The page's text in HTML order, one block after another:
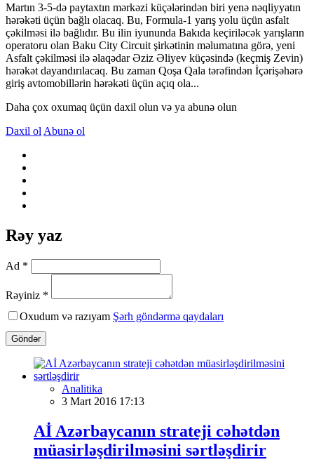
Martın 3-5-də paytaxtın mərkəzi küçələrindən biri yenə nəqliyyatın
hərəkəti üçün bağlı olacaq. Bu, Formula-1 yarış yolu üçün asfalt
çəkilməsi ilə bağlıdır. Bu ilin iyununda Bakıda keçiriləcək yarışların
operatoru olan Baku City Circuit şirkətinin məlumatına görə, yeni
Asfalt çəkilməsi ilə əlaqədar Əziz Əliyev küçəsində (keçmiş Zevin)
hərəkət dayandırılacaq. Bu zaman Qoşa Qala tərəfindən İçərişəhərə
giriş avtomobillərin hərəkəti üçün açıq ola...
Daha çox oxumaq üçün daxil olun və ya abunə olun
Daxil ol Abunə ol
Rəy yaz
Ad *
Rəyiniz *
Oxudum və razıyam Şərh göndərmə qaydaları
Göndər
Analitika
3 Mart 2016 17:13
Aİ Azərbaycanın strateji cəhətdən
müasirləşdirilməsini sərtləşdirir